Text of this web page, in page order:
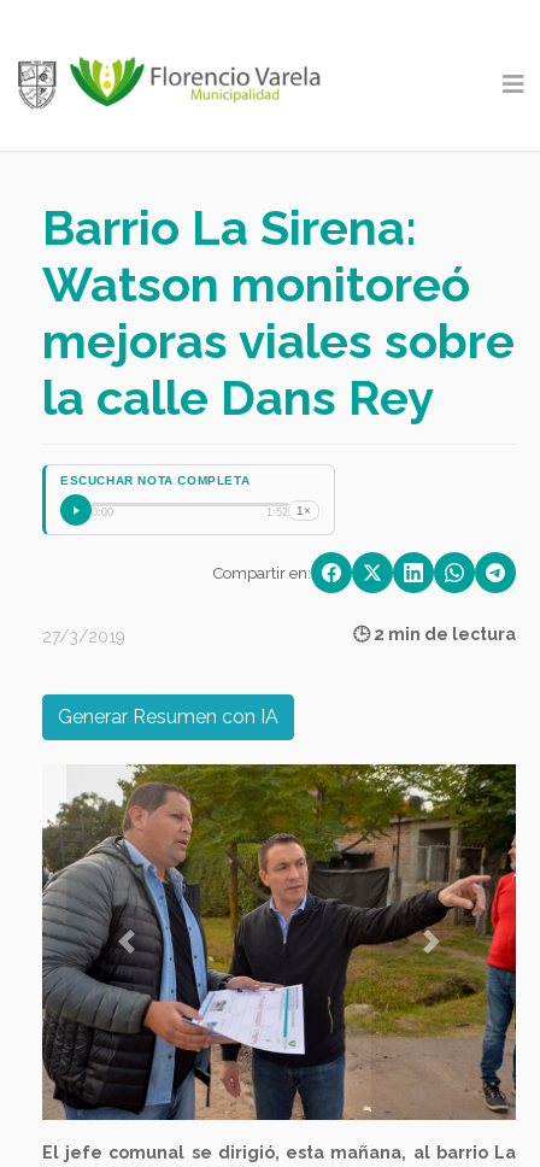
Barrio La Sirena:
Watson monitoreó
mejoras viales sobre
la calle Dans Rey
ESCUCHAR NOTA COMPLETA
0:00 1:52 1×
Compartir en:
27/3/2019 🕒 2 min de lectura
Generar Resumen con IA
Previous Next
El jefe comunal se dirigió, esta mañana, al barrio La